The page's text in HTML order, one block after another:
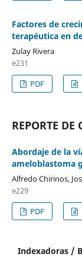
Factores de
terapéutica en
Zulay Rivera
e231
PDF
REPORTE DE
Abordaje de la
ameloblastoma
Alfredo Chirinos,
e229
PDF
Indexadoras /